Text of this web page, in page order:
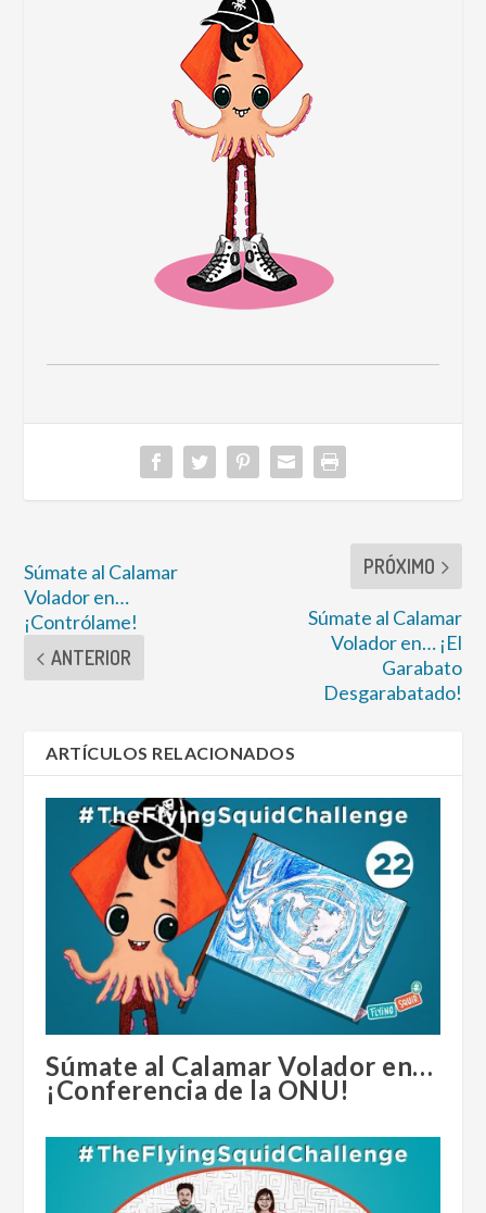
Súmate al Calamar
Volador en…
¡Contrólame!
ANTERIOR
PRÓXIMO
Súmate al Calamar
Volador en… ¡El
Garabato
Desgarabatado!
ARTÍCULOS RELACIONADOS
Súmate al Calamar Volador en…
¡Conferencia de la ONU!